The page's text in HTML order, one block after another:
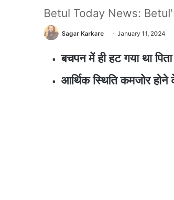
Betul Today News:
Sagar Karkare January 11, 2024
बचपन में ही हट गया था
आर्थिक स्थिति कमजोर